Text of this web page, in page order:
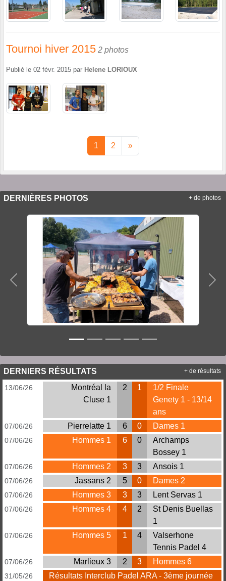
Tournoi hiver 2015 2 photos
Publié le 02 févr. 2015 par Helene LORIOUX
1 2 »
DERNIÈRES PHOTOS
Précedent
+ de photos
DERNIERS RÉSULTATS
13/06/26
Montréal la
Cluse 1
2 1
1/2 Finale
Genety 1 - 13/14
ans
07/06/26 Pierrelatte 1 6 0 Dames 1
07/06/26 Hommes 1 6 0
Archamps
Bossey 1
07/06/26 Hommes 2 3 3 Ansois 1
07/06/26 Jassans 2 5 0 Dames 2
07/06/26 Hommes 3 3 3 Lent Servas 1
07/06/26 Hommes 4 4 2
St Denis Buellas
1
07/06/26 Hommes 5 1 4
Valserhone
Tennis Padel 4
07/06/26 Marlieux 3 2 3 Hommes 6
31/05/26 Résultats Interclub Padel ARA - 3ème journée
+ de résultats